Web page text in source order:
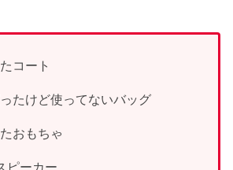
コート
たけど使ってないバッグ
おもちゃ